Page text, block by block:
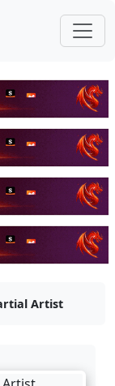
Artist